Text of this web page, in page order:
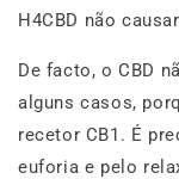
H4CBD não
De facto, o CBD
alguns casos,
recetor CB1. É
euforia e pelo